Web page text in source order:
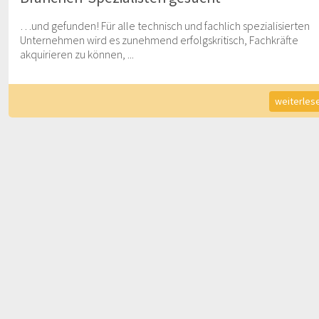
…und gefunden! Für alle technisch und fachlich spezialisierten
Unternehmen wird es zunehmend erfolgskritisch, Fachkräfte
akquirieren zu können, ...